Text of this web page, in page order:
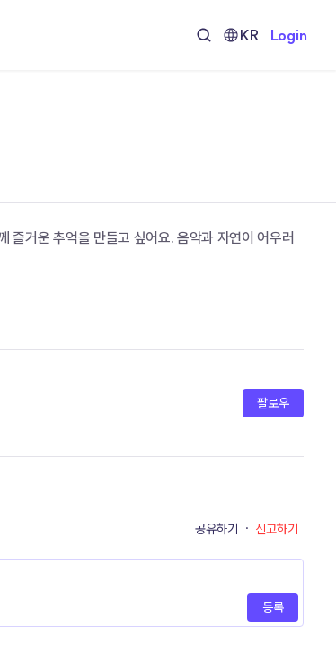
KR Login
거운 추억을 만들고 싶어요. 음악과 자연이 어우러
팔로우
공유하기 · 신고하기
등록